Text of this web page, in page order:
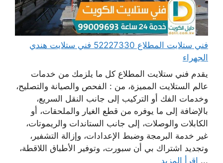
فني ستلايت المطلاع 52227330 فني ستلايت هندي
الجهراء
يقدم فني ستلايت المطلاع كل ما يلزمك من خدمات
عالم الستلايت المميزة، من : الفحص والصيانة والتصليح،
وخدمات الفك أو التركيب إلى جانب النقل السريع،
بالإضافة إلى ما يوفره من قطع الغيار والملحقات، أو
الكابلات والوصلات، إلى جانب الستاندات والريموتات،
غير خدمة البرمجة وضبط الإعدادات، وإزالة التشفير،
وتجديد اشتراك بي أن سبورت، وتوفير الأطباق اللاقطة،
... اقرأ المزيد